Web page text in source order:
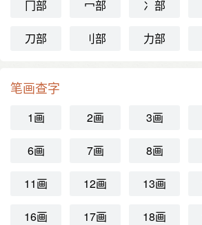
冂部 冖部 冫部
刀部 刂部 力部
笔画查字
1画 2画 3画
6画 7画 8画
11画 12画 13画
16画 17画 18画